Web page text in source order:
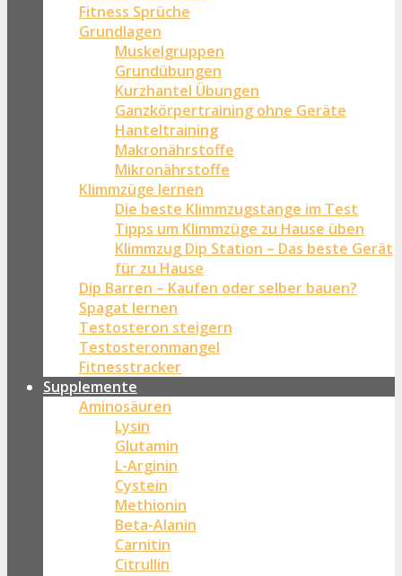
Fitness Sprüche
Grundlagen
Muskelgruppen
Grundübungen
Kurzhantel Übungen
Ganzkörpertraining ohne Geräte
Hanteltraining
Makronährstoffe
Mikronährstoffe
Klimmzüge lernen
Die beste Klimmzugstange im Test
Tipps um Klimmzüge zu Hause üben
Klimmzug Dip Station – Das beste Gerät
für zu Hause
Dip Barren – Kaufen oder selber bauen?
Spagat lernen
Testosteron steigern
Testosteronmangel
Fitnesstracker
Supplemente
Aminosäuren
Lysin
Glutamin
L-Arginin
Cystein
Methionin
Beta-Alanin
Carnitin
Citrullin